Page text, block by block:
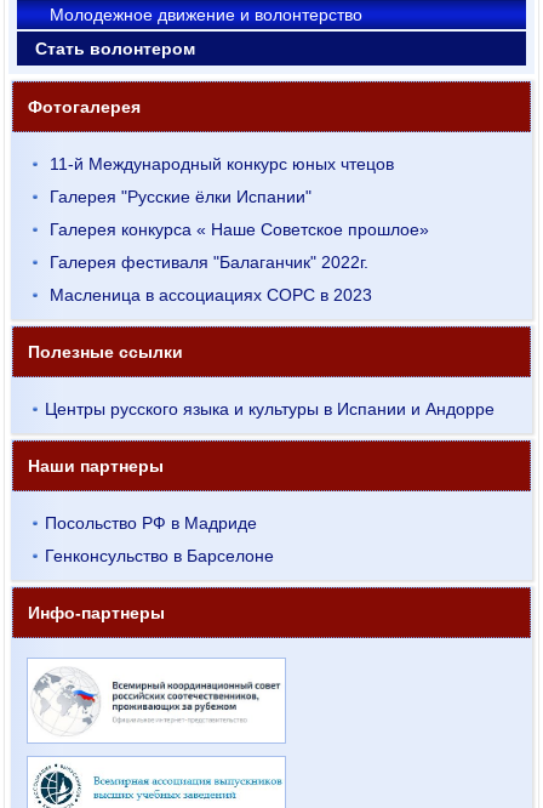
Молодежное движение и волонтерство
Стать волонтером
Фотогалерея
11-й Международный конкурс юных чтецов
Галерея "Русские ёлки Испании"
Галерея конкурса « Наше Советское прошлое»
Галерея фестиваля "Балаганчик" 2022г.
Масленица в ассоциациях СОРС в 2023
Полезные ссылки
Центры русского языка и культуры в Испании и Андорре
Наши партнеры
Посольство РФ в Мадриде
Генконсульство в Барселоне
Инфо-партнеры